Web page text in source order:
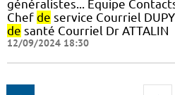
généralistes... Equipe
Chef de service Courriel
de santé Courriel Dr ATTALIN
12/09/2024 18:30